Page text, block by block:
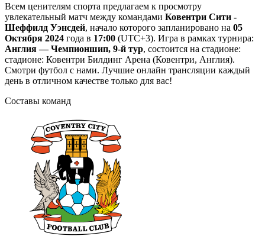
Всем ценителям спорта предлагаем к просмотру
увлекательный матч между командами Ковентри Сити -
Шеффилд Уэнсдей, начало которого запланировано на 05
Октября 2024 года в 17:00 (UTC+3). Игра в рамках турнира:
Англия — Чемпионшип, 9-й тур, состоится на стадионе:
стадионе: Ковентри Билдинг Арена (Ковентри, Англия).
Смотри футбол с нами. Лучшие онлайн трансляции каждый
день в отличном качестве только для вас!
Составы команд